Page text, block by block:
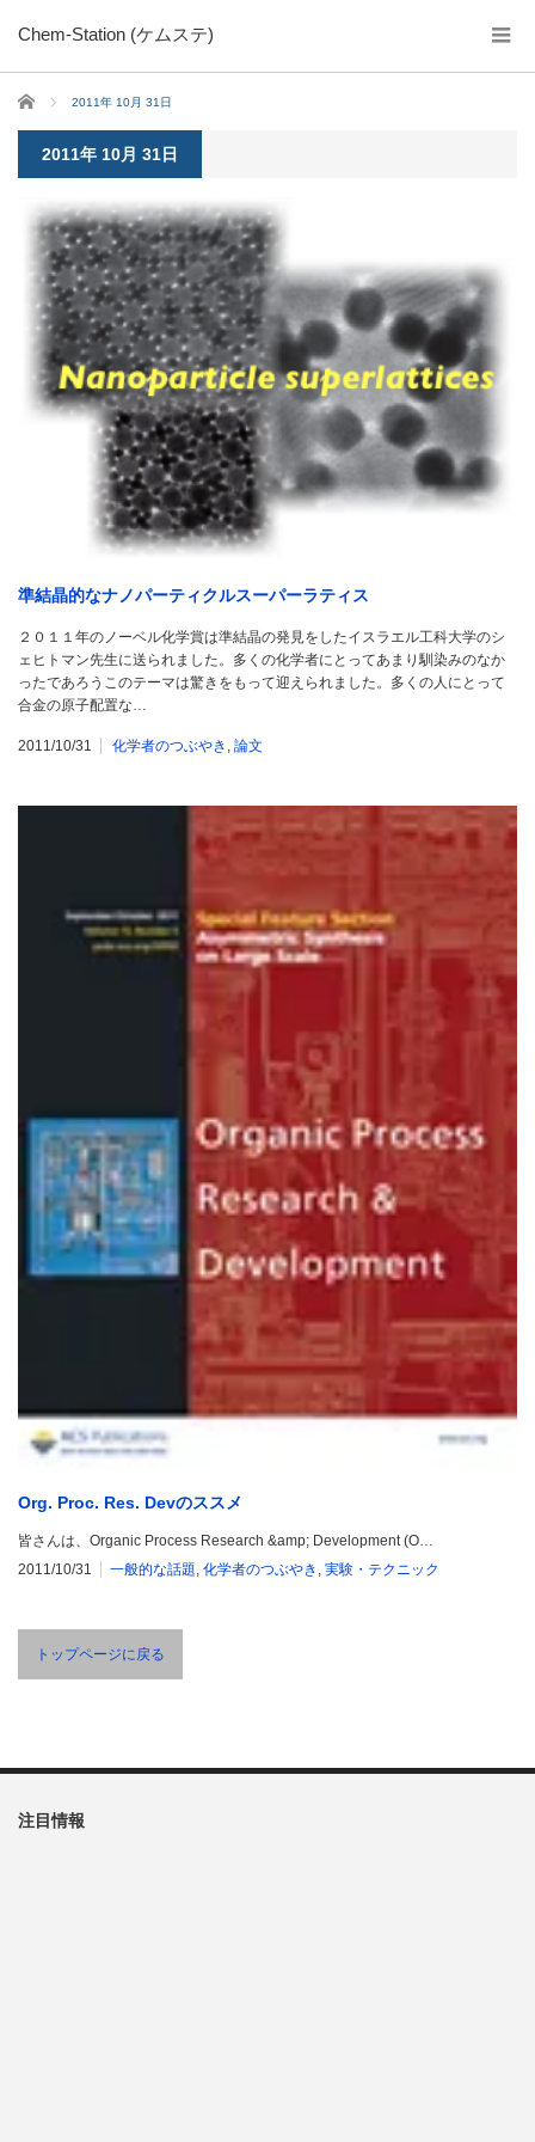
Chem-Station (ケムステ)
ホーム 2011年 10月 31日
2011年 10月 31日
準結晶的なナノパーティクルスーパーラティス
２０１１年のノーベル化学賞は準結晶の発見をしたイスラエル工科大学のシ
ェヒトマン先生に送られました。多くの化学者にとってあまり馴染みのなか
ったであろうこのテーマは驚きをもって迎えられました。多くの人にとって
合金の原子配置な…
2011/10/31 化学者のつぶやき , 論文
Org. Proc. Res. Devのススメ
皆さんは、Organic Process Research &amp; Development (O…
2011/10/31
一般的な話題, 化学者のつぶやき , 実験・テクニック
トップページに戻る
注目情報